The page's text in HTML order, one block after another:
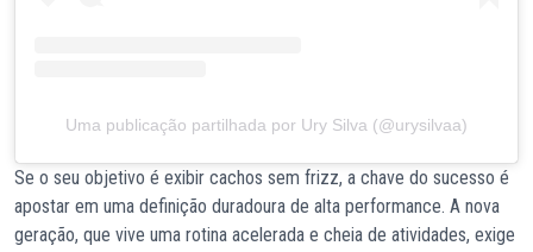
Uma publicação partilhada por Ury Silva (@urysilvaa)
Se o seu objetivo é exibir cachos sem frizz, a chave do sucesso é
apostar em uma definição duradoura de alta performance. A nova
geração, que vive uma rotina acelerada e cheia de atividades, exige